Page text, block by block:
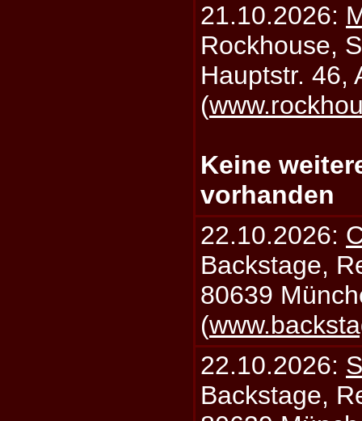
21.10.2026:
Rockhouse,
Hauptstr. 46,
(
Keine
vorhanden
22.10.2026:
Backstage,
80639
(
22.10.2026:
Backstage,